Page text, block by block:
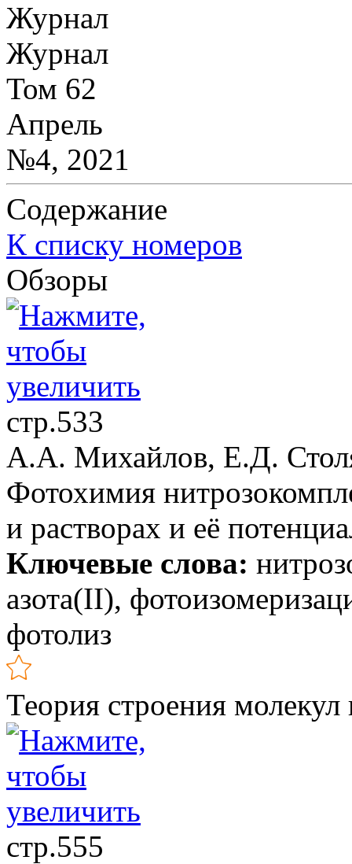
Журнал
Журнал
Том 62
Апрель
№4, 2021
Содержание
К списку номеров
Обзоры
стр.533
А.А. Михайлов, Е.Д.
Фотохимия
и растворах и её
Ключевые слова:
азота(II),
фотолиз
Теория строения
стр.555